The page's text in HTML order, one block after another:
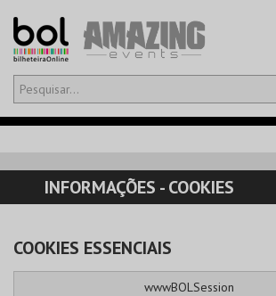
Olá,iniciar sessão
CARRINHO
EVENTOS
CARTÕES
INFORMAÇÕES - COOKIES
COOKIES ESSENCIAIS
wwwBOLSession